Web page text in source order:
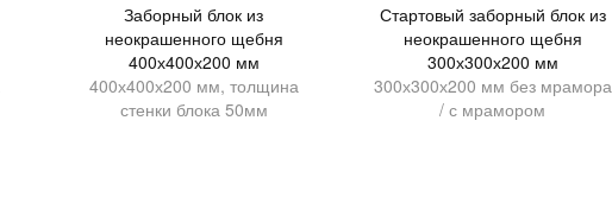
Заборный блок из
неокрашенного щебня
400х400х200 мм
400х400х200 мм, толщина
стенки блока 50мм
Стартовый заборный блок из
неокрашенного щебня
300х300х200 мм
300х300х200 мм без мрамора
/ с мрамором